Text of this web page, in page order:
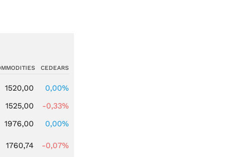
CEDEARS
1520,00
0,00%
1525,00
-0,33%
1976,00
0,00%
1760,74 -0,07%